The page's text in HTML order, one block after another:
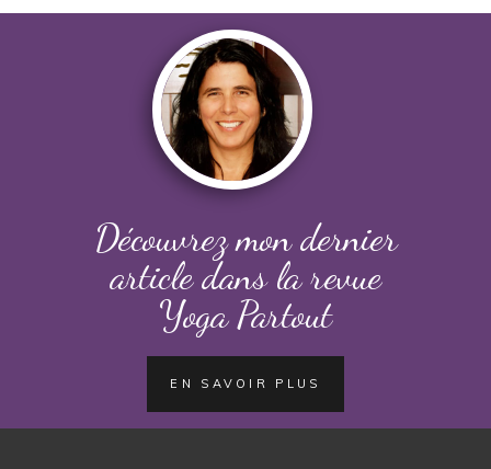
Découvrez mon dernier
article dans la revue
Yoga Partout
EN SAVOIR PLUS